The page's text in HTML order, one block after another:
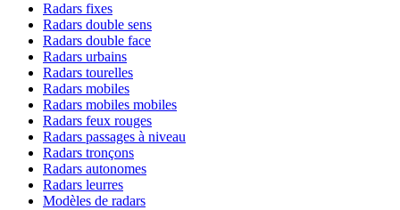
Radars fixes
Radars double sens
Radars double face
Radars urbains
Radars tourelles
Radars mobiles
Radars mobiles mobiles
Radars feux rouges
Radars passages à niveau
Radars tronçons
Radars autonomes
Radars leurres
Modèles de radars